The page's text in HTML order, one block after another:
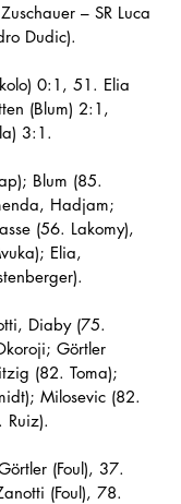
– SR Luca
Dudic).
0:1, 51. Elia
(Blum) 2:1,
3:1.
Blum (85.
Hadjam;
(56. Lakomy),
Elia,
Diaby (75.
Görtler
(82. Toma);
Milosevic (82.
Ruiz).
(Foul), 37.
(Foul), 78.